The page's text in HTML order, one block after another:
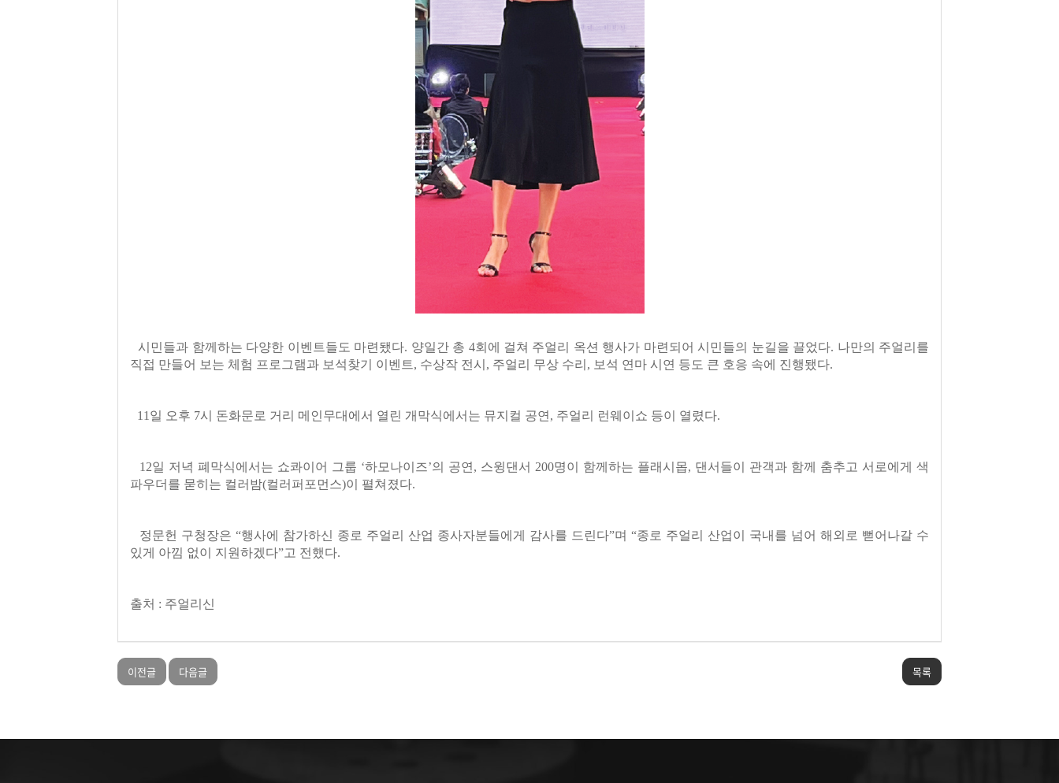
시민들과 함께하는 다양한 이벤트들도 마련됐다. 양일간 총 4회에 걸쳐 주얼리
옥션 행사가 마련되어 시민들의 눈길을 끌었다. 나만의 주얼리를
직접 만들어 보는 체험 프로그램과 보석찾기 이벤트, 수상작 전시, 주얼리 무상 수리, 보석 연마 시연 등도 큰 호응 속에 진행됐다.
11일 오후 7시 돈화문로 거리 메인무대에서 열린 개막식에서는 뮤지컬 공연, 주얼리 런웨이쇼 등이 열렸다.
12일 저녁 폐막식에서는 쇼콰이어 그룹 ‘하모나이즈’의 공연, 스윙댄서 200명이 함께하는 플래시몹, 댄서들이 관객과 함께 춤추고 서로에게 색
파우더를 묻히는 컬러밤(컬러퍼포먼스)이 펼쳐졌다.
정문헌 구청장은 “행사에 참가하신 종로 주얼리 산업 종사자분들에게 감사를 드린다”며 “종로 주얼리 산업이 국내를 넘어 해외로 뻗어나갈 수
있게 아낌 없이 지원하겠다”고 전했다.
출처 : 주얼리신
이전글 다음글 목록